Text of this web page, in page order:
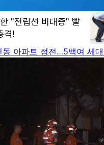
동 아파트 정전…5백여 세